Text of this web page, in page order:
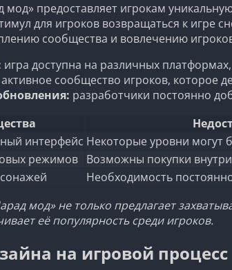
мод» предоставляет игрокам
для игроков возвращаться к игре
сообщества и вовлечению
игра доступна на различных
активное сообщество игроков, которое
разработчики постоянно
интерфейс Некоторые уровни
режимов Возможны покупки
Необходимость
мод» не только предлагает
её популярность среди игроков.
на игровой процесс